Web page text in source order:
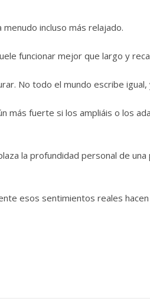
incluso más relajado.
funcionar mejor que largo y
No todo el mundo escribe
más fuerte si los ampliáis o los
la profundidad personal de una
esos sentimientos reales